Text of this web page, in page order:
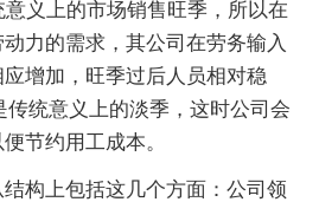
义上的市场销售旺季，所以在
力的需求，其公司在劳务输入
增加，旺季过后人员相对稳
传统意义上的淡季，这时公司会
节约用工成本。
构上包括这几个方面：公司领